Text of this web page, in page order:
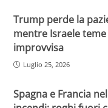
Trump perde la
mentre Israele teme
improvvisa
Luglio 25, 2026
Spagna e Francia